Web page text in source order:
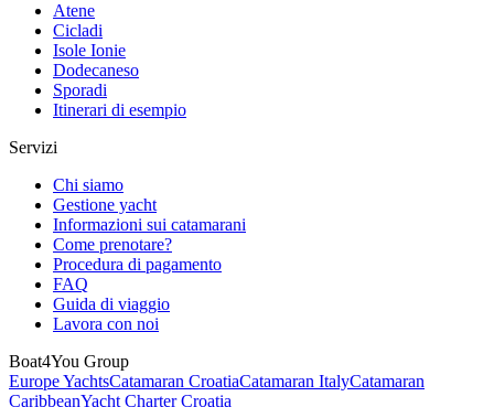
Atene
Cicladi
Isole Ionie
Dodecaneso
Sporadi
Itinerari di esempio
Servizi
Chi siamo
Gestione yacht
Informazioni sui catamarani
Come prenotare?
Procedura di pagamento
FAQ
Guida di viaggio
Lavora con noi
Boat4You Group
Europe YachtsCatamaran CroatiaCatamaran ItalyCatamaran
CaribbeanYacht Charter Croatia